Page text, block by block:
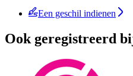
Een geschil indienen
Ook geregistreerd